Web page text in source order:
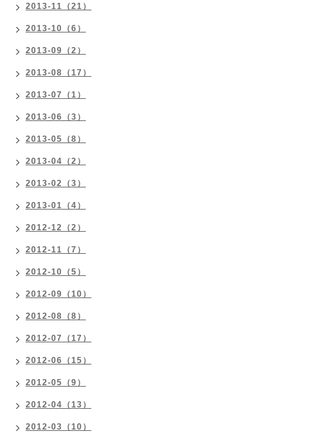
2013-11（21）
2013-10（6）
2013-09（2）
2013-08（17）
2013-07（1）
2013-06（3）
2013-05（8）
2013-04（2）
2013-02（3）
2013-01（4）
2012-12（2）
2012-11（7）
2012-10（5）
2012-09（10）
2012-08（8）
2012-07（17）
2012-06（15）
2012-05（9）
2012-04（13）
2012-03（10）